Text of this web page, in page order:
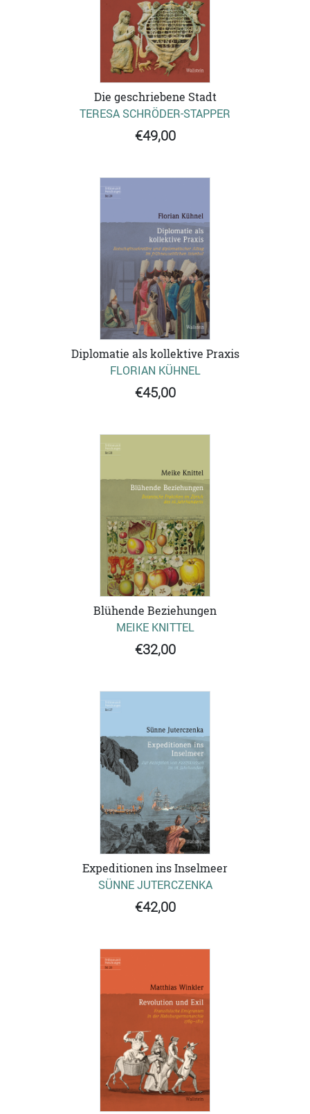
Die geschriebene Stadt
TERESA SCHRÖDER-STAPPER
€49,00
Diplomatie als kollektive Praxis
FLORIAN KÜHNEL
€45,00
Blühende Beziehungen
MEIKE KNITTEL
€32,00
Expeditionen ins Inselmeer
SÜNNE JUTERCZENKA
€42,00